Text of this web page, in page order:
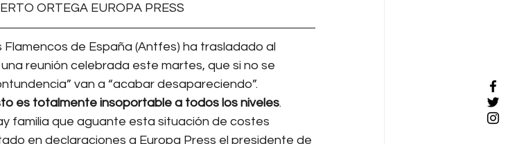
ORTEGA EUROPA PRESS
de España (Antfes) ha trasladado al
reunión celebrada este martes, que si no se
van a “acabar desapareciendo”.
es totalmente insoportable a todos los niveles.
familia que aguante esta situación de costes
en declaraciones a Europa Press el presidente de